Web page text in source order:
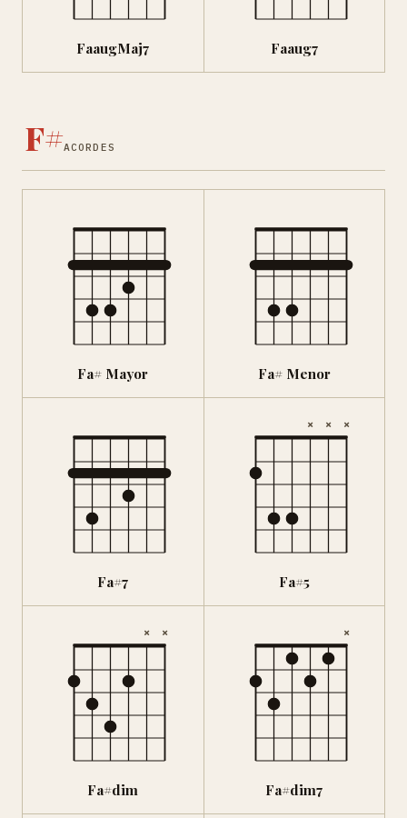
FaaugMaj7 Faaug7
F#ACORDES
Fa# Mayor Fa# Menor
Fa#7
× × ×
Fa#5
× ×
Fa#dim
×
Fa#dim7